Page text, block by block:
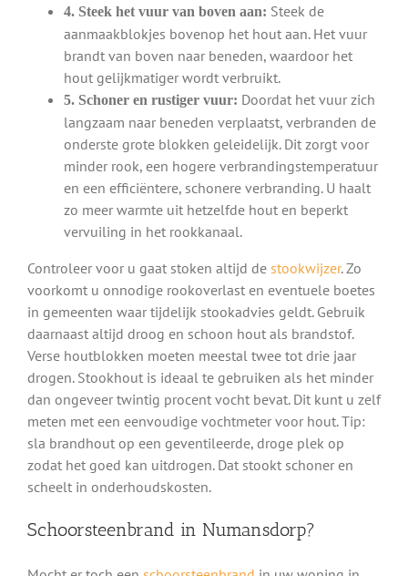
4. Steek het vuur van boven aan: Steek de
aanmaakblokjes bovenop het hout aan. Het vuur
brandt van boven naar beneden, waardoor het
hout gelijkmatiger wordt verbruikt.
5. Schoner en rustiger vuur: Doordat het vuur zich
langzaam naar beneden verplaatst, verbranden de
onderste grote blokken geleidelijk. Dit zorgt voor
minder rook, een hogere verbrandingstemperatuur
en een efficiëntere, schonere verbranding. U haalt
zo meer warmte uit hetzelfde hout en beperkt
vervuiling in het rookkanaal.
Controleer voor u gaat stoken altijd de stookwijzer. Zo
voorkomt u onnodige rookoverlast en eventuele boetes
in gemeenten waar tijdelijk stookadvies geldt. Gebruik
daarnaast altijd droog en schoon hout als brandstof.
Verse houtblokken moeten meestal twee tot drie jaar
drogen. Stookhout is ideaal te gebruiken als het minder
dan ongeveer twintig procent vocht bevat. Dit kunt u zelf
meten met een eenvoudige vochtmeter voor hout. Tip:
sla brandhout op een geventileerde, droge plek op
zodat het goed kan uitdrogen. Dat stookt schoner en
scheelt in onderhoudskosten.
Schoorsteenbrand in Numansdorp?